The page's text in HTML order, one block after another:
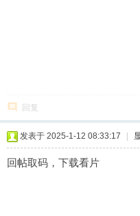
回复
发表于 2025-1-12 08:33:17
回帖取码，下载看片